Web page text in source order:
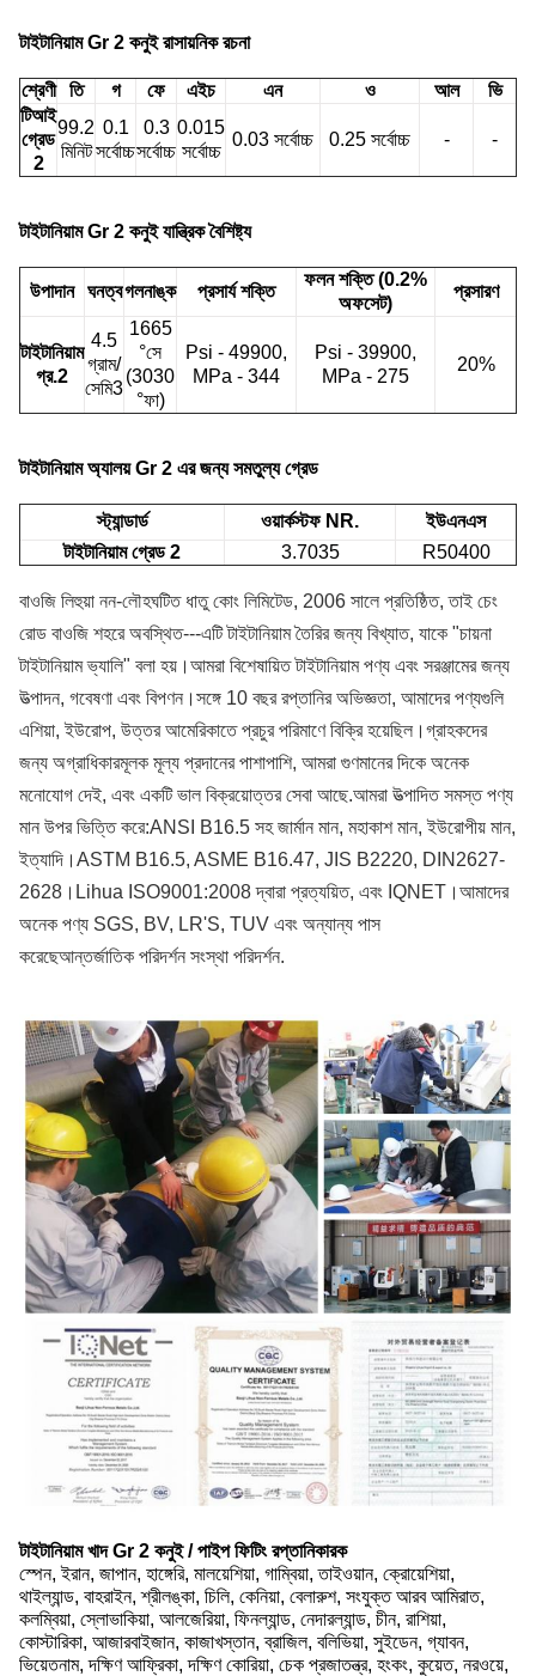
টাইটানিয়াম Gr 2 কনুই রাসায়নিক রচনা
শ্রেণী তি গ ফে এইচ এন ও আল
ভি
টিআই
গ্রেড
2
99.2
মিনিট
0.1
সর্বোচ্চ
0.3
সর্বোচ্চ
0.015
সর্বোচ্চ
0.03 সর্বোচ্চ 0.25 সর্বোচ্চ - -
টাইটানিয়াম Gr 2 কনুই যান্ত্রিক বৈশিষ্ট্য
উপাদান ঘনত্বগলনাঙ্ক প্রসার্য শক্তি
ফলন শক্তি (0.2%
অফসেট)
প্রসারণ
টাইটানিয়াম
গ্র.2
4.5
গ্রাম/
সেমি3
1665
°সে
(3030
°ফা)
Psi - 49900,
MPa - 344
Psi - 39900,
MPa - 275
20%
টাইটানিয়াম অ্যালয় Gr 2 এর জন্য সমতুল্য গ্রেড
স্ট্যান্ডার্ড ওয়ার্কস্টফ NR.
ইউএনএস
টাইটানিয়াম গ্রেড 2
3.7035 R50400
বাওজি লিহুয়া নন-লৌহঘটিত ধাতু কোং লিমিটেড, 2006 সালে প্রতিষ্ঠিত, তাই চেং
রোড বাওজি শহরে অবস্থিত---এটি টাইটানিয়াম তৈরির জন্য বিখ্যাত, যাকে "চায়না
টাইটানিয়াম ভ্যালি" বলা হয়।আমরা বিশেষায়িত টাইটানিয়াম পণ্য এবং সরঞ্জামের জন্য
উত্পাদন, গবেষণা এবং বিপণন।সঙ্গে 10 বছর রপ্তানির অভিজ্ঞতা, আমাদের পণ্যগুলি
এশিয়া, ইউরোপ, উত্তর আমেরিকাতে প্রচুর পরিমাণে বিক্রি হয়েছিল। গ্রাহকদের
জন্য অগ্রাধিকারমূলক মূল্য প্রদানের পাশাপাশি, আমরা গুণমানের দিকে অনেক
মনোযোগ দেই, এবং একটি ভাল বিক্রয়োত্তর সেবা আছে.আমরা উত্পাদিত সমস্ত পণ্য
মান উপর ভিত্তি করে:ANSI B16.5 সহ জার্মান মান, মহাকাশ মান, ইউরোপীয় মান,
ইত্যাদি। ASTM B16.5, ASME B16.47, JIS B2220, DIN2627-
2628।Lihua ISO9001:2008 দ্বারা প্রত্যয়িত, এবং IQNET।আমাদের
অনেক পণ্য SGS, BV, LR'S, TUV এবং অন্যান্য পাস
করেছেআন্তর্জাতিক পরিদর্শন সংস্থা পরিদর্শন.
টাইটানিয়াম খাদ Gr 2 কনুই / পাইপ ফিটিং রপ্তানিকারক
স্পেন, ইরান, জাপান, হাঙ্গেরি, মালয়েশিয়া, গাম্বিয়া, তাইওয়ান, ক্রোয়েশিয়া,
থাইল্যান্ড, বাহরাইন, শ্রীলঙ্কা, চিলি, কেনিয়া, বেলারুশ, সংযুক্ত আরব আমিরাত,
কলম্বিয়া, স্লোভাকিয়া, আলজেরিয়া, ফিনল্যান্ড, নেদারল্যান্ড, চীন, রাশিয়া,
কোস্টারিকা, আজারবাইজান, কাজাখস্তান, ব্রাজিল, বলিভিয়া, সুইডেন, গ্যাবন,
ভিয়েতনাম, দক্ষিণ আফ্রিকা, দক্ষিণ কোরিয়া, চেক প্রজাতন্ত্র, হংকং, কুয়েত, নরওয়ে,